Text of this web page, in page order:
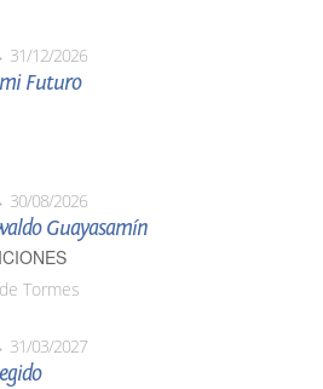
31/12/2026
Futuro
30/08/2026
Guayasamín
Tormes
31/03/2027